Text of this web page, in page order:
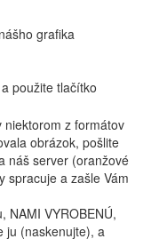
grafika
použite tlačítko
z formátov
obrázok, pošlite
náš server (oranžové
spracuje a zašle Vám
NAMI VYROBENÚ,
ju (naskenujte), a